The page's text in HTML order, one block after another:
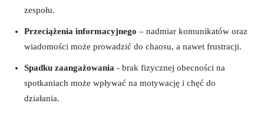
zespołu.
Przeciążenia informacyjnego – nadmiar komunikatów oraz
wiadomości może prowadzić‌ do chaosu, a nawet frustracji.
Spadku zaangażowania -​ brak fizycznej obecności na
spotkaniach może wpływać na motywację i ‍chęć do
działania.